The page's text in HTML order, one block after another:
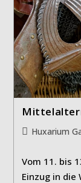
Beitrags-
Huxarium
Vom 11. bis
Einzug in